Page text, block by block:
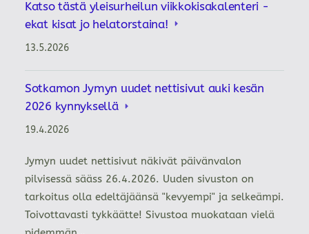
Katso tästä yleisurheilun viikkokisakalenteri -
ekat kisat jo helatorstaina!
13.5.2026
Sotkamon Jymyn uudet nettisivut auki kesän
2026 kynnyksellä
19.4.2026
Jymyn uudet nettisivut näkivät päivänvalon
pilvisessä sääss 26.4.2026. Uuden sivuston on
tarkoitus olla edeltäjäänsä "kevyempi" ja selkeämpi.
Toivottavasti tykkäätte! Sivustoa muokataan vielä